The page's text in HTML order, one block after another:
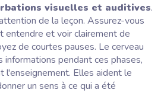
visuelles et auditives.
de la leçon. Assurez-vous
entendre et voir clairement de
de courtes pauses. Le cerveau
pendant ces phases,
l'enseignement. Elles aident le
un sens à ce qui a été